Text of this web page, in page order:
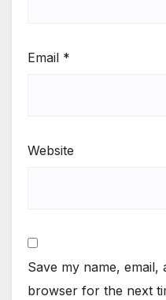
Email *
Website
Save my name, email,
browser for the next